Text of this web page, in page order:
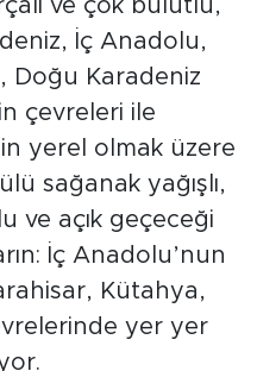
ve çok bulutlu,
İç Anadolu,
Doğu Karadeniz
çevreleri ile
yerel olmak üzere
sağanak yağışlı,
ve açık geçeceği
İç Anadolu’nun
Kütahya,
yer yer